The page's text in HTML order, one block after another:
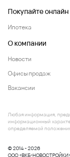
Покупайте онлайн
Ипотека
О компании
Новости
Офисы продаж
Вакансии
© 2014 - 2026
ООО «ВКБ-
Любая информация,
информационный
определяемой